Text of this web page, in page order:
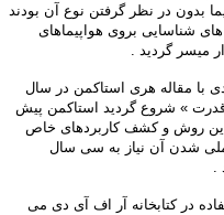
بدون در نظر گرفتن نوع آن بودند
شناسایی بروی هواپیماهای
میسر گردید .
با مقاله هری استاکمن در سال
قدرت » شروع گردید استاکمن پیش
روش و کشف کاربردهای خاص
شدن آن نیاز به سی سال
.
در کتابخانه آر اف آی دی می